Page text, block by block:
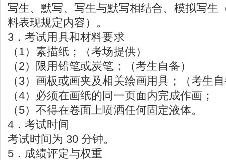
写生、默写、写生与默写相结合、模拟写生
料表现规定内容）。
3．考试用具和材料要求
（1）素描纸；（考场提供）
（2）限用铅笔或炭笔；（考生自备）
（3）画板或画夹及相关绘画用具；（考生
（4）必须在画纸的同一页面内完成作画；
（5）不得在卷面上喷洒任何固定液体。
4．考试时间
考试时间为 30 分钟。
5．成绩评定与权重